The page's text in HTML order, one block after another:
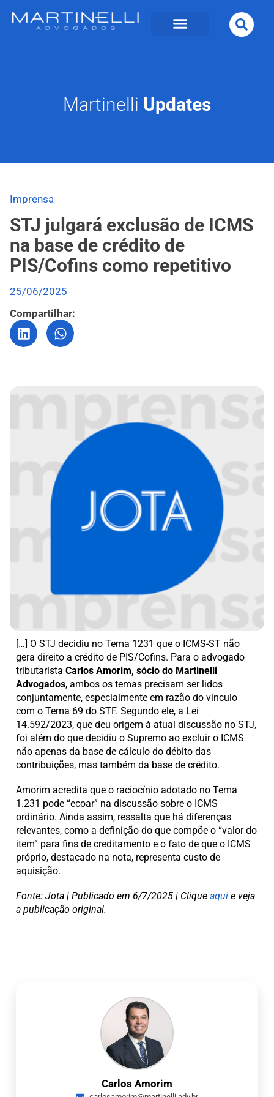
Martinelli Updates
Imprensa
STJ julgará exclusão de ICMS
na base de crédito de
PIS/Cofins como repetitivo
25/06/2025
Compartilhar:
[…] O STJ decidiu no Tema 1231 que o ICMS-ST não
gera direito a crédito de PIS/Cofins. Para o advogado
tributarista Carlos Amorim, sócio do Martinelli
Advogados, ambos os temas precisam ser lidos
conjuntamente, especialmente em razão do vínculo
com o Tema 69 do STF. Segundo ele, a Lei
14.592/2023, que deu origem à atual discussão no STJ,
foi além do que decidiu o Supremo ao excluir o ICMS
não apenas da base de cálculo do débito das
contribuições, mas também da base de crédito.
Amorim acredita que o raciocínio adotado no Tema
1.231 pode “ecoar” na discussão sobre o ICMS
ordinário. Ainda assim, ressalta que há diferenças
relevantes, como a definição do que compõe o “valor do
item” para fins de creditamento e o fato de que o ICMS
próprio, destacado na nota, representa custo de
aquisição.
Fonte: Jota | Publicado em 6/7/2025 | Clique aqui e veja
a publicação original.
Carlos Amorim